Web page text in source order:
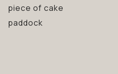
piece of cake
paddock